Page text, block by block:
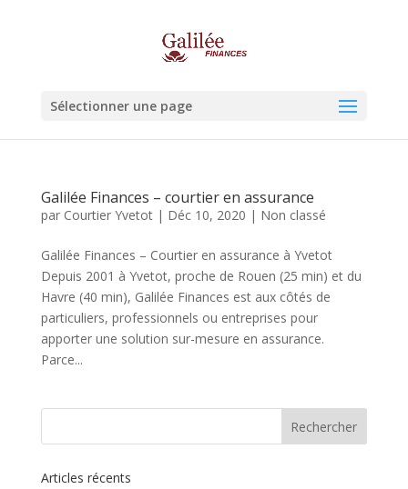
Sélectionner une page
Galilée Finances – courtier en assurance
par Courtier Yvetot| Déc 10, 2020 | Non classé
Galilée Finances – Courtier en assurance à Yvetot
Depuis 2001 à Yvetot, proche de Rouen (25 min) et du
Havre (40 min), Galilée Finances est aux côtés de
particuliers, professionnels ou entreprises pour
apporter une solution sur-mesure en assurance.
Parce...
Articles récents